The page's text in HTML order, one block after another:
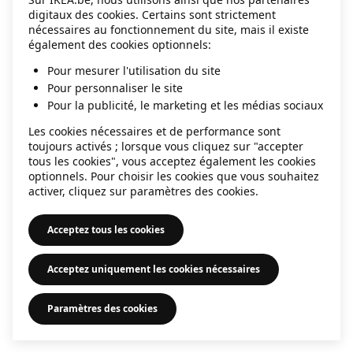
information).
digitaux des cookies. Certains sont strictement
nécessaires au fonctionnement du site, mais il existe
également des cookies optionnels:
Pour mesurer l'utilisation du site
Pour personnaliser le site
Pour la publicité, le marketing et les médias sociaux
Les cookies nécessaires et de performance sont
toujours activés ; lorsque vous cliquez sur "accepter
tous les cookies", vous acceptez également les cookies
optionnels. Pour choisir les cookies que vous souhaitez
activer, cliquez sur paramètres des cookies.
Acceptez tous les cookies
Acceptez uniquement les cookies nécessaires
Paramètres des cookies